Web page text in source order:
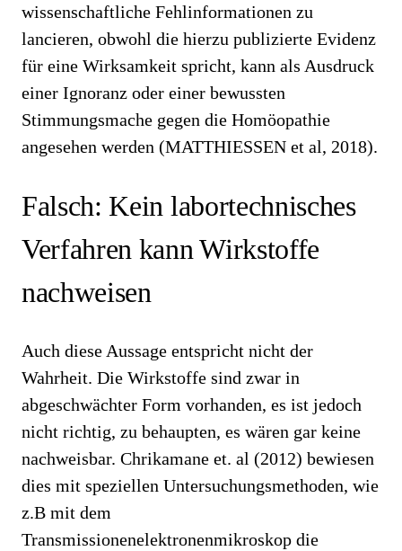
wissenschaftliche Fehlinformationen zu
lancieren, obwohl die hierzu publizierte Evidenz
für eine Wirksamkeit spricht, kann als Ausdruck
einer Ignoranz oder einer bewussten
Stimmungsmache gegen die Homöopathie
angesehen werden (MATTHIESSEN et al, 2018).
Falsch: Kein labortechnisches
Verfahren kann Wirkstoffe
nachweisen
Auch diese Aussage entspricht nicht der
Wahrheit. Die Wirkstoffe sind zwar in
abgeschwächter Form vorhanden, es ist jedoch
nicht richtig, zu behaupten, es wären gar keine
nachweisbar. Chrikamane et. al (2012) bewiesen
dies mit speziellen Untersuchungsmethoden, wie
z.B mit dem
Transmissionenelektronenmikroskop die